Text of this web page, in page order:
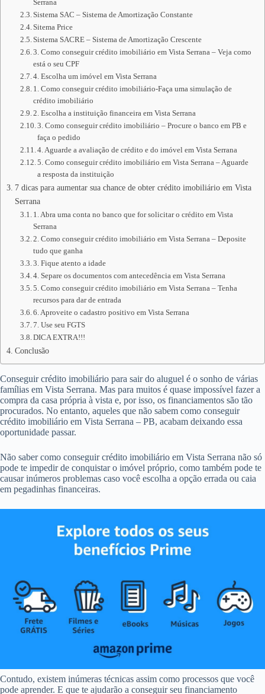
Serrana
Sistema SAC – Sistema de Amortização Constante
Sitema Price
Sistema SACRE – Sistema de Amortização Crescente
3. Como conseguir crédito imobiliário em Vista Serrana – Veja como
está o seu CPF
4. Escolha um imóvel em Vista Serrana
1. Como conseguir crédito imobiliário-Faça uma simulação de
crédito imobiliário
2. Escolha a instituição financeira em Vista Serrana
3. Como conseguir crédito imobiliário – Procure o banco em PB e
faça o pedido
4. Aguarde a avaliação de crédito e do imóvel em Vista Serrana
5. Como conseguir crédito imobiliário em Vista Serrana – Aguarde
a resposta da instituição
7 dicas para aumentar sua chance de obter crédito imobiliário em Vista
Serrana
1. Abra uma conta no banco que for solicitar o crédito em Vista
Serrana
2. Como conseguir crédito imobiliário em Vista Serrana – Deposite
tudo que ganha
3. Fique atento a idade
4. Separe os documentos com antecedência em Vista Serrana
5. Como conseguir crédito imobiliário em Vista Serrana – Tenha
recursos para dar de entrada
6. Aproveite o cadastro positivo em Vista Serrana
7. Use seu FGTS
DICA EXTRA!!!
Conclusão
Conseguir crédito imobiliário para sair do aluguel é o sonho de várias
famílias em Vista Serrana. Mas para muitos é quase impossível fazer a
compra da casa própria à vista e, por isso, os financiamentos são tão
procurados. No entanto, aqueles que não sabem como conseguir
crédito imobiliário em Vista Serrana – PB, acabam deixando essa
oportunidade passar.
Não saber como conseguir crédito imobiliário em Vista Serrana não só
pode te impedir de conquistar o imóvel próprio, como também pode te
causar inúmeros problemas caso você escolha a opção errada ou caia
em pegadinhas financeiras.
Contudo, existem inúmeras técnicas assim como processos que você
pode aprender. E que te ajudarão a conseguir seu financiamento